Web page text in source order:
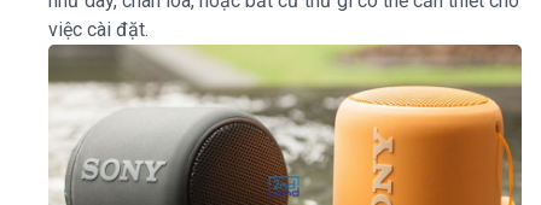
việc cài đặt.